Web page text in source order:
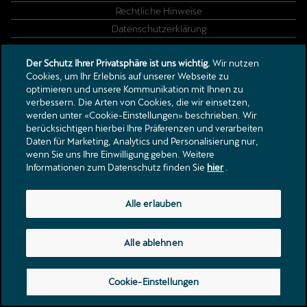
Bräm AG
Rietlistrasse 1
9403
Goldach
info@braemag.ch
Tel.:+41 71 844 00 30
Rechtliche Hinweise
Datenschutzerklärung
Der Schutz Ihrer Privatsphäre ist uns wichtig. Wir nutzen
Cookies, um Ihr Erlebnis auf unserer Webseite zu
optimieren und unsere Kommunikation mit Ihnen zu
verbessern. Die Arten von Cookies, die wir einsetzen,
werden unter «Cookie-Einstellungen» beschrieben. Wir
berücksichtigen hierbei Ihre Präferenzen und verarbeiten
Daten für Marketing, Analytics und Personalisierung nur,
wenn Sie uns Ihre Einwilligung geben. Weitere
Informationen zum Datenschutz finden Sie hier.
Cookie-Einstellungen
Alle ablehnen
Alle erlauben